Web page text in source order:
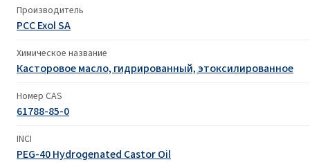
Производитель
PCC Exol SA
Химическое название
Касторовое масло, гидрированный, этоксилированное
Номер CAS
61788-85-0
INCI
PEG-40 Hydrogenated Castor Oil